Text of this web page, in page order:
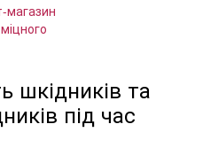
шкідників та
під час